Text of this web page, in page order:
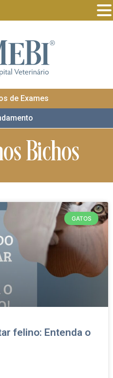
de Exames
Bichos
GATOS
felino: Entenda o